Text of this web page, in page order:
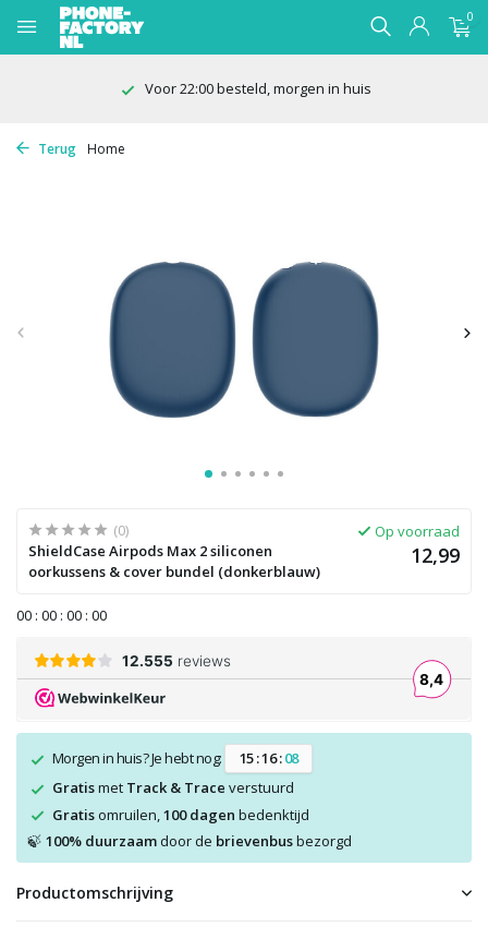
0
Voor 22:00 besteld, morgen in huis
Terug Home
(0)
ShieldCase Airpods Max 2 siliconen
oorkussens & cover bundel (donkerblauw)
Op voorraad
12,99
00 : 00 : 00 : 00
Morgen in huis? Je hebt nog: 15:16:08
Gratismet Track & Trace verstuurd
Gratisomruilen, 100 dagen bedenktijd
🍃 100% duurzaamdoor de brievenbusbezorgd
Productomschrijving